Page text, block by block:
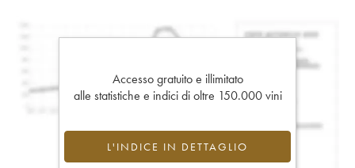
Accesso gratuito e illimitato
alle statistiche e indici di oltre 150.000 vini
L'INDICE IN DETTAGLIO